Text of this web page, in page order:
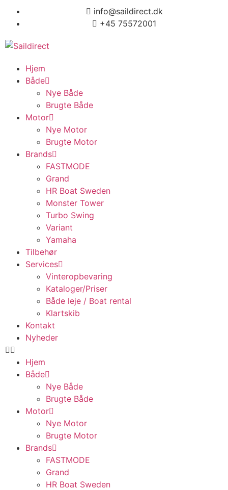
info@saildirect.dk
+45 75572001
Hjem
Både
Nye Både
Brugte Både
Motor
Nye Motor
Brugte Motor
Brands
FASTMODE
Grand
HR Boat Sweden
Monster Tower
Turbo Swing
Variant
Yamaha
Tilbehør
Services
Vinteropbevaring
Kataloger/Priser
Både leje / Boat rental
Klartskib
Kontakt
Nyheder
Hjem
Både
Nye Både
Brugte Både
Motor
Nye Motor
Brugte Motor
Brands
FASTMODE
Grand
HR Boat Sweden